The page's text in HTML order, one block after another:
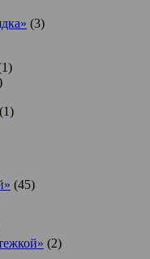
(3)
(1)
(45)
(2)